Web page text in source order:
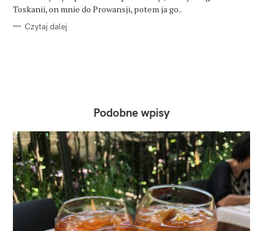
Toskanii, on mnie do Prowansji, potem ja go..
Czytaj dalej
Podobne wpisy